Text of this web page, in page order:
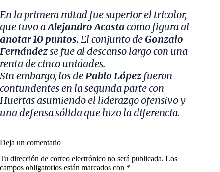
En la primera mitad fue superior el tricolor,
que tuvo aAlejandro Acosta como figura al
anotar 10 puntos. El conjunto deGonzalo
Fernándezse fue al descanso largo con una
renta de cinco unidades.
Sin embargo, los dePablo Lópezfueron
contundentes en la segunda parte con
Huertas asumiendo el liderazgo ofensivo y
una defensa sólida que hizo la diferencia.
Deja un comentario
Tu dirección de correo electrónico no será publicada. Los
campos obligatorios están marcados con *